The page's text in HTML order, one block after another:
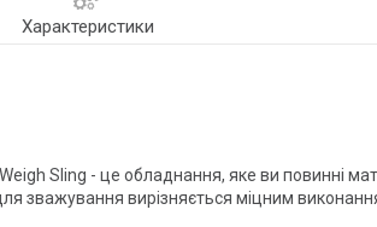
Характеристики
Sling - це обладнання, яке ви повинні
зважування вирізняється міцним